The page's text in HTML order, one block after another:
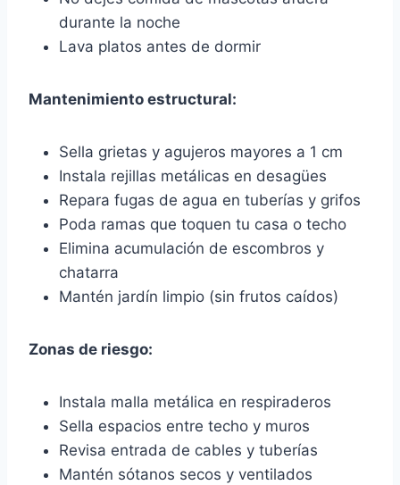
durante la noche
Lava platos antes de dormir
Mantenimiento estructural:
Sella grietas y agujeros mayores a 1 cm
Instala rejillas metálicas en desagües
Repara fugas de agua en tuberías y grifos
Poda ramas que toquen tu casa o techo
Elimina acumulación de escombros y
chatarra
Mantén jardín limpio (sin frutos caídos)
Zonas de riesgo:
Instala malla metálica en respiraderos
Sella espacios entre techo y muros
Revisa entrada de cables y tuberías
Mantén sótanos secos y ventilados